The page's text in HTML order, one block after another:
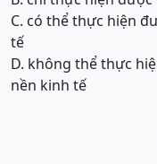
C. có thể thực hiện
tế
D. không thể thực
nền kinh tế